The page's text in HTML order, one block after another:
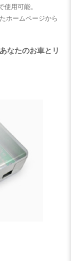
用可能。
ホームページから
なたのお車とリ